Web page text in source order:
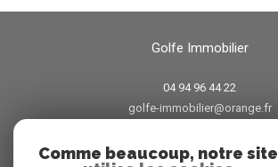
Golfe Immobilier
04 94 96 44 22
golfe-immobilier@orange.fr
83120 sainte-maxime
Comme beaucoup, notre site